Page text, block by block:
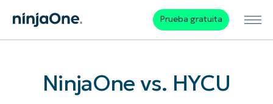
Prueba gratuita
NinjaOne vs. HYCU